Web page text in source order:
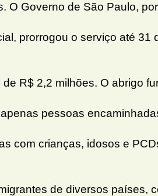
O Governo de São Paulo,
prorrogou o serviço até 31
de R$ 2,2 milhões. O abrigo
pessoas
com crianças, idosos e
de diversos países,